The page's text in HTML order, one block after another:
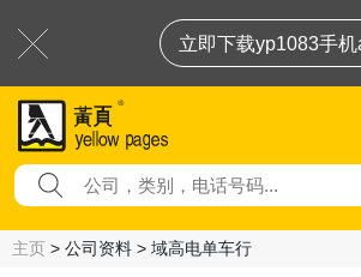
立即下载yp1083手机
主页 > 公司资料 > 域高电单车行